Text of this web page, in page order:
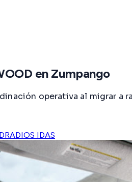
en Zumpango
operativa al migrar
RADIOS IDAS